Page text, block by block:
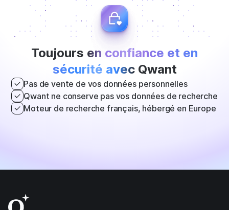
Toujours en confiance et en
sécurité avecQwant
Pas de vente de vos données personnelles
Qwant ne conserve pas vos données de recherche
Moteur de recherche français, hébergé en Europe